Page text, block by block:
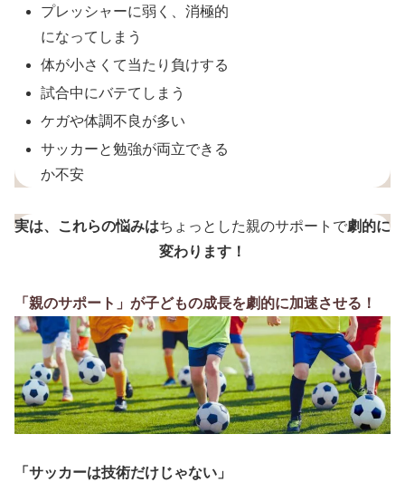
プレッシャーに弱く、消極的
になってしまう
体が小さくて当たり負けする
試合中にバテてしまう
ケガや体調不良が多い
サッカーと勉強が両立できる
か不安
実は、これらの悩みはちょっとした親のサポートで劇的に
変わります！
「親のサポート」が子どもの成長を劇的に加速させる！
「サッカーは技術だけじゃない」